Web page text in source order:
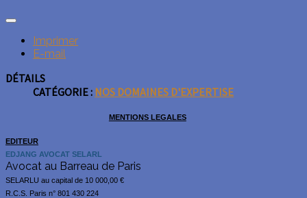
Imprimer
E-mail
DÉTAILS
CATÉGORIE : NOS DOMAINES D'EXPERTISE
MENTIONS LEGALES
EDITEUR
EDJANG AVOCAT SELARL
Avocat au Barreau de Paris
SELARLU au capital de 10 000,00 €
R.C.S. Paris n° 801 430 224